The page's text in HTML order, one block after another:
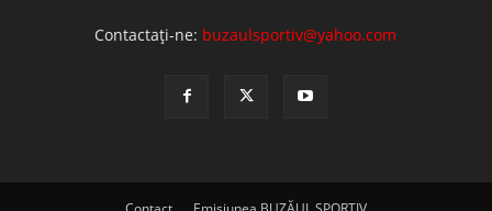
Contactați-ne: buzaulsportiv@yahoo.com